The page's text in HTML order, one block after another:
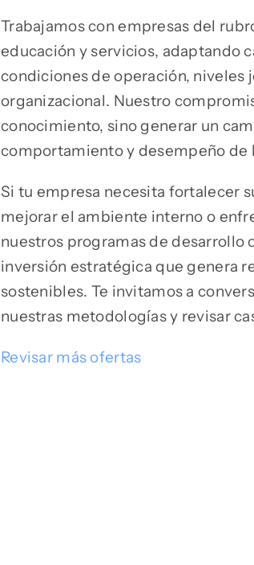
Trabajamos con empresas del
educación y servicios, adaptando
condiciones de operación, niveles
organizacional. Nuestro
conocimiento, sino generar un
comportamiento y desempeño de
Si tu empresa necesita fortalecer
mejorar el ambiente interno o
nuestros programas de desarrollo
inversión estratégica que genera
sostenibles. Te invitamos a
nuestras metodologías y revisar
Revisar más ofertas